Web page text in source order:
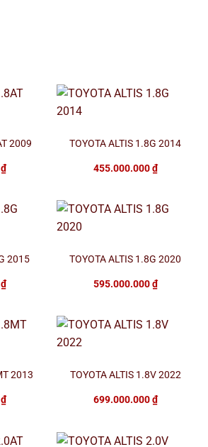
2009
₫
TOYOTA ALTIS 1.8G 2014
455.000.000₫
2015
₫
TOYOTA ALTIS 1.8G 2020
595.000.000₫
2013
₫
TOYOTA ALTIS 1.8V 2022
699.000.000₫